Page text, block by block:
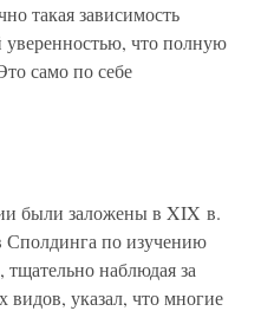
такая зависимость
уверенностью, что полную
само по себе
были заложены в XIX в.
Сполдинга по изучению
наблюдая за
указал, что многие